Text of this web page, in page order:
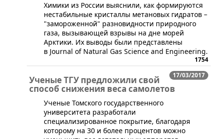
Химики из России выяснили, как формируются
нестабильные кристаллы метановых гидратов –
"замороженной" разновидности природного
газа, вызывающей взрывы на дне морей
Арктики. Их выводы были представлены
в Journal of Natural Gas Science and Engineering.
1754
17/03/2017
Ученые ТГУ предложили свой
способ снижения веса самолетов
Ученые Томского государственного
университета разработали
специализированное покрытие, благодаря
которому на 30 и более процентов можно